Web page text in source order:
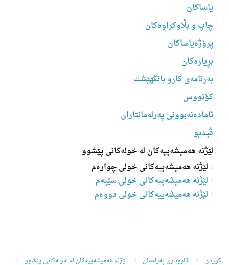
یاساكان
چاپ و بڵاوکراوەکان
پرۆژەیاساکان
بڕیارەکان
به‌رنامه‌ى كارو بانگهێشت
کۆنووس
ئامادەنەبوونی پەرلەمانتاران
ڤیدیو
لێژنە هەمیشەییەکان لە خولەکانی پێشوو
لێژنه‌ هه‌میشه‌ییه‌کانی خولى چواره‌م
لێژنه‌ هه‌میشه‌ییه‌کانی خولى سێيه‌م
لێژنه‌ هه‌میشه‌ییه‌کانی خولی دووەم
کوردی کاروباری پەرلەمان لێژنە هەمیشەییەکان لە خولەکانی پێشوو